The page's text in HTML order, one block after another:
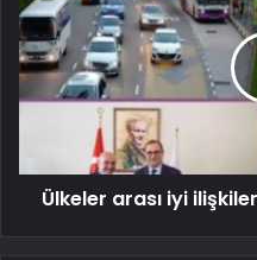
Ülkeler arası iyi